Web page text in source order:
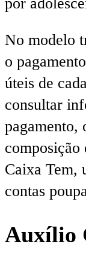
No modelo
o
úteis de
consultar
pagamento,
composição
Caixa Tem,
contas
Auxílio